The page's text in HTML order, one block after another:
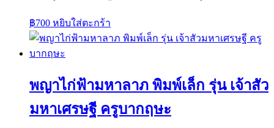
฿700 หยิบใส่ตะกร้า
พญาไก่ฟ้ามหาลาภ พิมพ์เล็ก รุ่น เจ้าสัว
มหาเศรษฐี ครูบากฤษะ